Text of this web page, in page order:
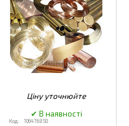
106476850